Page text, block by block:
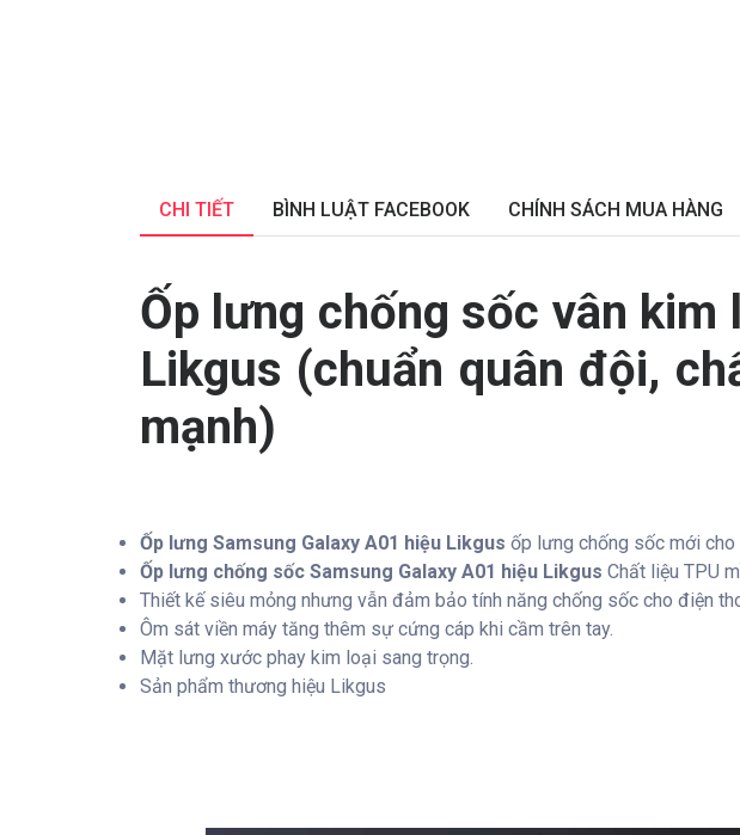
CHI TIẾT BÌNH LUẬT FACEBOOK CHÍNH SÁCH MUA HÀNG
Ốp lưng chống sốc vân kim
Likgus (chuẩn quân đội,
mạnh)
Ốp lưng Samsung Galaxy A01 hiệu Likgus ốp lưng chống sốc mới cho
Ốp lưng chống sốc Samsung Galaxy A01 hiệu Likgus Chất liệu TPU
Thiết kế siêu mỏng nhưng vẫn đảm bảo tính năng chống sốc cho điện
Ôm sát viền máy tăng thêm sự cứng cáp khi cầm trên tay.
Mặt lưng xước phay kim loại sang trọng.
Sản phẩm thương hiệu Likgus